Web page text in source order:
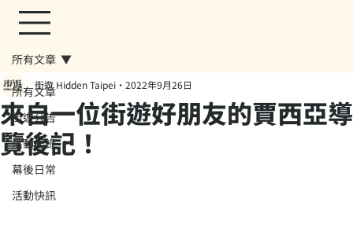
所有文章
街遊公告
活動紀錄
幕後日常
活動快訊
所有文章
來自一位街遊好朋友的賈西亞導
覽後記！
街遊 Hidden Taipei 2022年9月26日